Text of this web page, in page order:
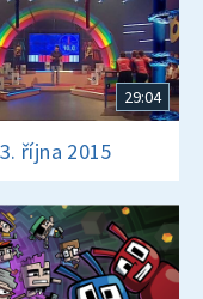
29:04
3. října 2015